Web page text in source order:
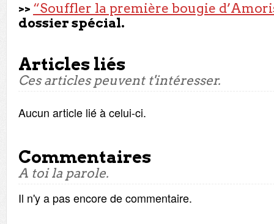
>> “Souffler la première bougie
dossier spécial.
Articles liés
Ces articles peuvent t'intéresser.
Aucun article lié à celui-ci.
Commentaires
A toi la parole.
Il n'y a pas encore de commentaire.